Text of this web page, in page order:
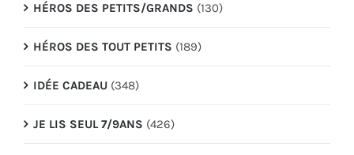
HÉROS DES PETITS/GRANDS (130)
HÉROS DES TOUT PETITS (189)
IDÉE CADEAU (348)
JE LIS SEUL 7/9ANS (426)